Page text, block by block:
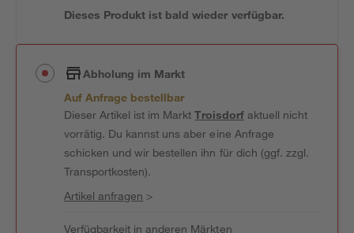
Dieses Produkt ist bald wieder verfügbar.
Abholung im Markt
Auf Anfrage bestellbar
Dieser Artikel ist im MarktTroisdorfaktuell nicht
vorrätig. Du kannst uns aber eine Anfrage
schicken und wir bestellen ihn für dich (ggf. zzgl.
Transportkosten).
Artikel anfragen >
Verfügbarkeit in anderen Märkten